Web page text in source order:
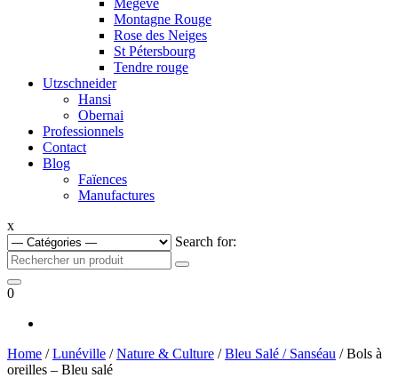
Montagne Rouge
Rose des Neiges
St Pétersbourg
Tendre rouge
Utzschneider
Hansi
Obernai
Professionnels
Contact
Blog
Faïences
Manufactures
x
Search for:
0
Home /Lunéville /Nature & Culture /Bleu Salé / Sanséau / Bols à
oreilles – Bleu salé